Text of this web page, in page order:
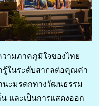
วามภาคภูมิใจของไทย
รู้ในระดับสากลต่อคุณค่า
นะมรดกทางวัฒนธรรม
และเป็นการแสดงออก